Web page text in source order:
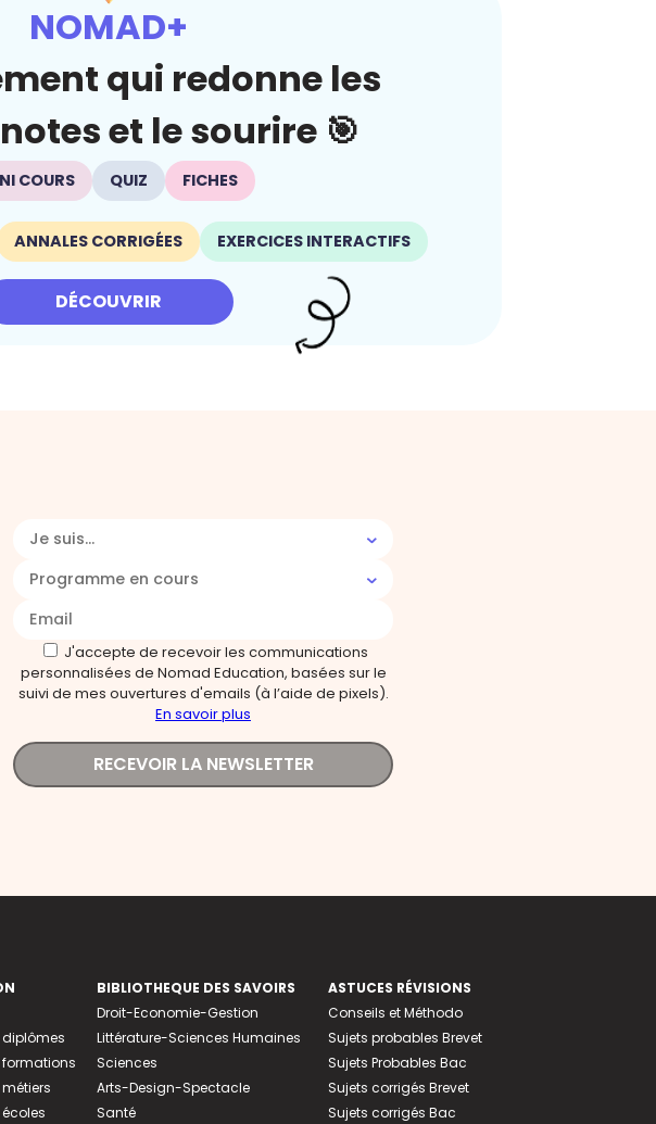
NOMAD+
qui redonne les
et le sourire 🎯
COURS QUIZ FICHES
ANNALES CORRIGÉES EXERCICES INTERACTIFS
DÉCOUVRIR
Je suis...
Programme en cours
J'accepte de recevoir les communications
personnalisées de Nomad Education, basées sur le
suivi de mes ouvertures d'emails (à l’aide de pixels).
En savoir plus
RECEVOIR LA NEWSLETTER
diplômes
formations
BIBLIOTHEQUE DES SAVOIRS
Droit-Economie-Gestion
Littérature-Sciences Humaines
Sciences
Arts-Design-Spectacle
Santé
ASTUCES RÉVISIONS
Conseils et Méthodo
Sujets probables Brevet
Sujets Probables Bac
Sujets corrigés Brevet
Sujets corrigés Bac